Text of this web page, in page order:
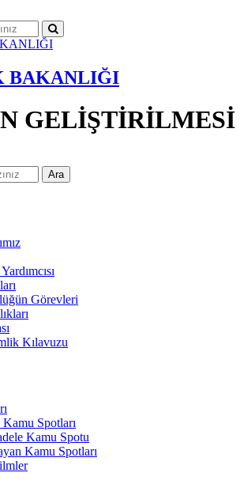
BAKANLIĞI
Ara
Görevleri
Kılavuzu
Spotları
Kamu Spotu
Kamu Spotları